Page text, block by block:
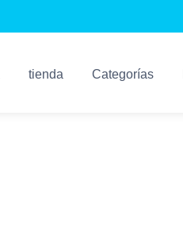
tienda Categorías